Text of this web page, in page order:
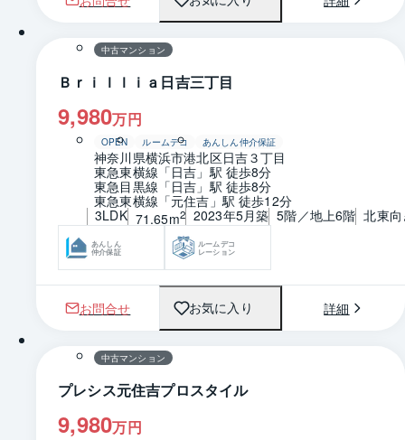
1 / 0 間取り
中古マンション
Ｂｒｉｌｌｉａ日吉三丁目
9,980万円
OPEN ルームデコ あんしん仲介保証
神奈川県横浜市港北区日吉３丁目
東急東横線「日吉」駅 徒歩8分
東急目黒線「日吉」駅 徒歩8分
東急東横線「元住吉」駅 徒歩12分
3LDK 71.65m2 2023年5月築 5階／地上6階 北東
あんしん
仲介保証
ルームデコ
レーション
お問合せ お気に入り 詳細
1 / 0 間取り
中古マンション
プレシス元住吉プロスタイル
9,980万円